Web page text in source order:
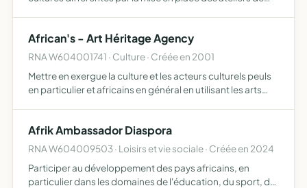
renco…
African's - Art Héritage Agency
RNA W604001741 · Culture · Créée en 2001
Mettre en exergue la culture et les acteurs culturels peuls
en particulier et africains en général en utilisant les arts
Afrik Ambassador Diaspora
RNA W604009503 · Loisirs et vie sociale · Créée en 2024
Participer au développement des pays africains, en
particulier dans les domaines de l'éducation, du sport, du